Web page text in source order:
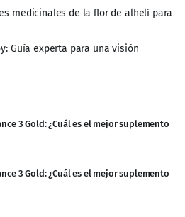
medicinales de la flor de alhelí para
Guía experta para una visión
3 Gold: ¿Cuál es el mejor suplemento
3 Gold: ¿Cuál es el mejor suplemento